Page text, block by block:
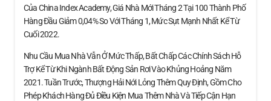
Của China Index Academy, Giá Nhà Mới Tháng 2 Tại 100 Thành Phố
Hàng Đầu Giảm 0,04% So Với Tháng 1, Mức Sụt Mạnh Nhất Kể Từ
Cuối 2022.
Nhu Cầu Mua Nhà Vẫn Ở Mức Thấp, Bất Chấp Các Chính Sách Hỗ
Trợ Kể Từ Khi Ngành Bất Động Sản Rơi Vào Khủng Hoảng Năm
2021. Tuần Trước, Thượng Hải Nới Lỏng Thêm Quy Định, Gồm Cho
Phép Khách Hàng Đủ Điều Kiện Mua Thêm Nhà Và Tiếp Cận Hạn